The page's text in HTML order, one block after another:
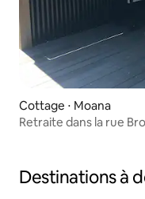
Cottage ⋅ Moana
Retraite dans la rue
Destinations à